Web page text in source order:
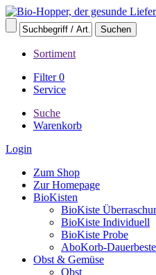
Sortiment
Filter0
Service
Suche
Warenkorb
Login
Zum Shop
Zur Homepage
BioKisten
BioKiste
BioKiste Individuell
BioKiste Probe
AboKorb-
Obst & Gemüse
Obst